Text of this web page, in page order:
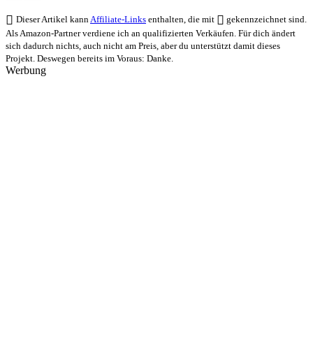
Dieser Artikel kannAffiliate-Links enthalten, die mit
gekennzeichnet sind.
Als Amazon-Partner verdiene ich an qualifizierten Verkäufen. Für dich ändert
sich dadurch nichts, auch nicht am Preis, aber du unterstützt damit dieses
Projekt. Deswegen bereits im Voraus: Danke.
Werbung